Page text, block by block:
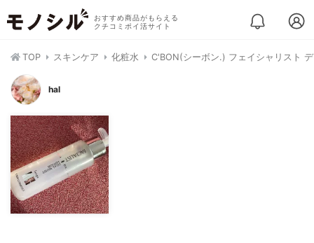
おすすめ商品がもらえる
クチコミポイ活サイト
TOP スキンケア 化粧水 C'BON(シーボン.) フェイシャリスト
hal